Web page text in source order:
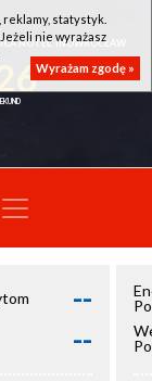
NOTEĆ INOWROCŁAW
26
--
--
reklamy, statystyk.
nie wyrażasz
Wyrażam zgodę »